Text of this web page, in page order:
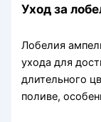
Уход за
Лобелия
ухода для
длительного
поливе,